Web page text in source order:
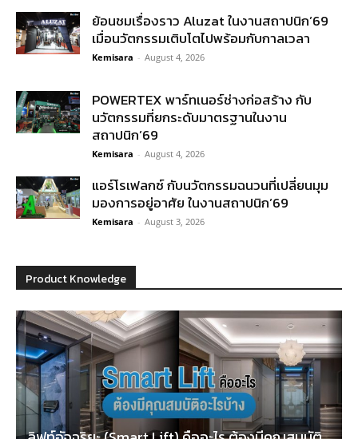
ย้อนชมเรื่องราว Aluzat ในงานสถาปนิก’69
เมื่อนวัตกรรมเติบโตไปพร้อมกับกาลเวลา
Kemisara - August 4, 2026
POWERTEX พาร์ทเนอร์ช่างก่อสร้าง กับ
นวัตกรรมที่ยกระดับมาตรฐานในงาน
สถาปนิก’69
Kemisara - August 4, 2026
แอร์โรเฟลกซ์ กับนวัตกรรมฉนวนที่เปลี่ยนมุม
มองการอยู่อาศัย ในงานสถาปนิก’69
Kemisara - August 3, 2026
Product Knowledge